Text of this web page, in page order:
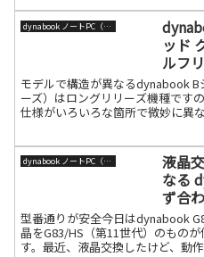
dynabook ノートPC（旧東芝）
ッド
ルフ
モデルで構造が異なるdynabook B
ーズ）はロングリリーズ機種です
仕様がいろいろな箇所で微妙に異
dynabook ノートPC（旧東芝）
液晶
なる
ず合
型番通りが安全今日はdynabook
晶をG83/HS（第11世代）のもの
す。最近、液晶交換したけど、動